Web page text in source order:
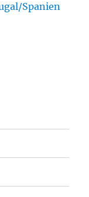
Spanien